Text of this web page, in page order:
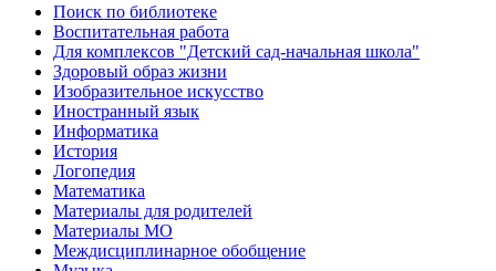
Поиск по библиотеке
Воспитательная работа
Для комплексов "Детский сад-начальная школа"
Здоровый образ жизни
Изобразительное искусство
Иностранный язык
Информатика
История
Логопедия
Математика
Материалы для родителей
Материалы МО
Междисциплинарное обобщение